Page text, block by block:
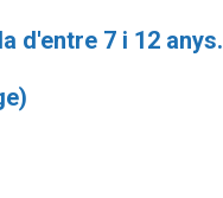
d'entre 7 i 12 anys.